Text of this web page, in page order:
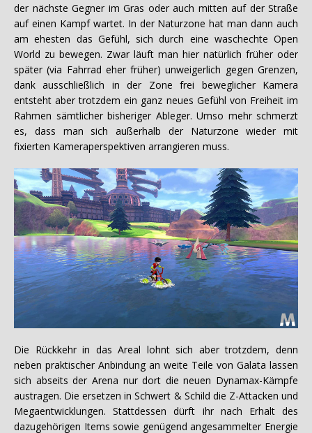
der nächste Gegner im Gras oder auch mitten auf der Straße
auf einen Kampf wartet. In der Naturzone hat man dann auch
am ehesten das Gefühl, sich durch eine waschechte Open
World zu bewegen. Zwar läuft man hier natürlich früher oder
später (via Fahrrad eher früher) unweigerlich gegen Grenzen,
dank ausschließlich in der Zone frei beweglicher Kamera
entsteht aber trotzdem ein ganz neues Gefühl von Freiheit im
Rahmen sämtlicher bisheriger Ableger. Umso mehr schmerzt
es, dass man sich außerhalb der Naturzone wieder mit
fixierten Kameraperspektiven arrangieren muss.
Die Rückkehr in das Areal lohnt sich aber trotzdem, denn
neben praktischer Anbindung an weite Teile von Galata lassen
sich abseits der Arena nur dort die neuen Dynamax-Kämpfe
austragen. Die ersetzen in Schwert & Schild die Z-Attacken und
Megaentwicklungen. Stattdessen dürft ihr nach Erhalt des
dazugehörigen Items sowie genügend angesammelter Energie